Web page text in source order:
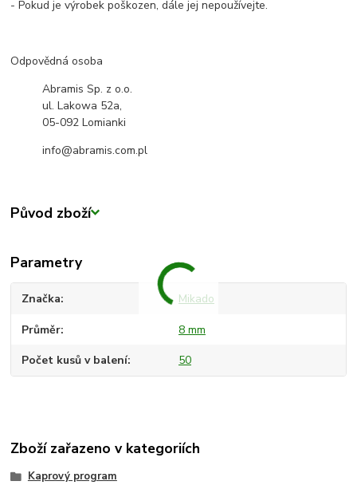
- Pokud je výrobek poškozen, dále jej nepoužívejte.
Odpovědná osoba
Abramis Sp. z o.o.
ul. Lakowa 52a,
05-092 Lomianki
info@abramis.com.pl
Původ zboží
Parametry
Značka Mikado
Průměr 8 mm
Počet kusů v balení 50
Zboží zařazeno v kategoriích
Kaprový program